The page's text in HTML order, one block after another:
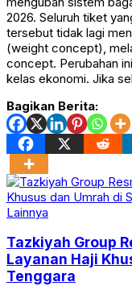
2026. Seluruh tiket
tersebut tidak lagi
(weight concept),
concept. Perubahan
kelas ekonomi. Jika
Bagikan Berita:
Lainnya
Tazkiyah Group
Layanan Haji
Tenggara